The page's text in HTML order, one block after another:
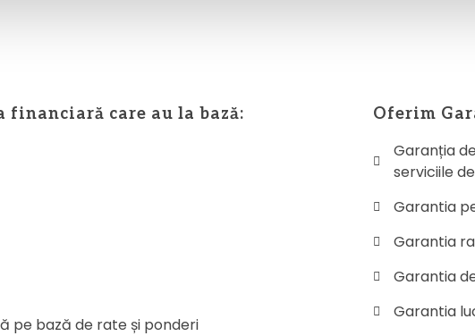
financiară care au la bază:
pe bază de rate și ponderi
Oferim
Garanția
serviciile
Garantia
Garantia
Garantia
Garantia